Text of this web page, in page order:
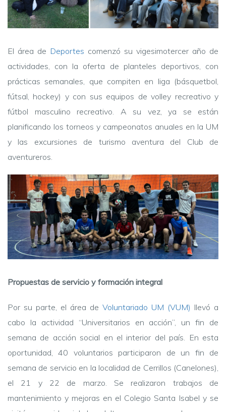
El área de Deportes comenzó su vigesimotercer año de
actividades, con la oferta de planteles deportivos, con
prácticas semanales, que compiten en liga (básquetbol,
fútsal, hockey) y con sus equipos de volley recreativo y
fútbol masculino recreativo. A su vez, ya se están
planificando los torneos y campeonatos anuales en la UM
y las excursiones de turismo aventura del Club de
aventureros.
Propuestas de servicio y formación integral
Por su parte, el área de Voluntariado UM (VUM) llevó a
cabo la actividad “Universitarios en acción”, un fin de
semana de acción social en el interior del país. En esta
oportunidad, 40 voluntarios participaron de un fin de
semana de servicio en la localidad de Cerrillos (Canelones),
el 21 y 22 de marzo. Se realizaron trabajos de
mantenimiento y mejoras en el Colegio Santa Isabel y se